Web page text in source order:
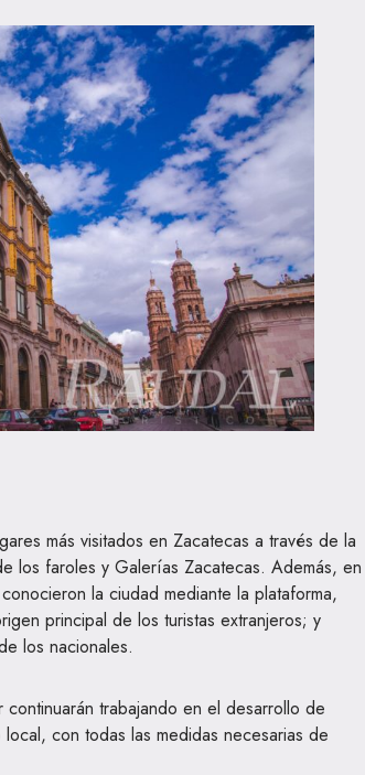
más visitados en Zacatecas a través de la
los faroles y Galerías Zacatecas. Además, en
la ciudad mediante la plataforma,
principal de los turistas extranjeros; y
los nacionales.
trabajando en el desarrollo de
con todas las medidas necesarias de